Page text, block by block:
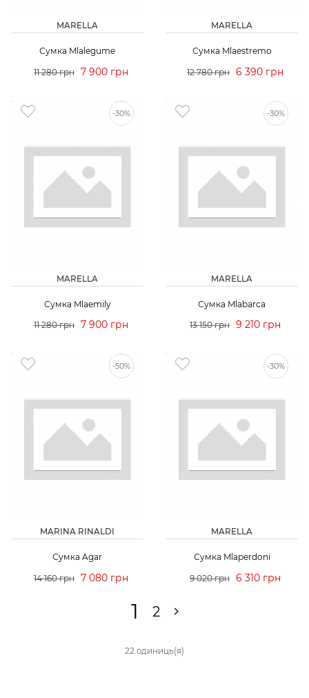
MARELLA
Сумка Mlalegume
11 280 грн 7 900 грн
MARELLA
Сумка Mlaestremo
12 780 грн 6 390 грн
-30%
MARELLA
Сумка Mlaemily
11 280 грн 7 900 грн
-30%
MARELLA
Сумка Mlabarca
13 150 грн 9 210 грн
-50%
MARINA RINALDI
Сумка Agar
14 160 грн 7 080 грн
-30%
MARELLA
Сумка Mlaperdoni
9 020 грн 6 310 грн
1 2
22 одиниць(я)